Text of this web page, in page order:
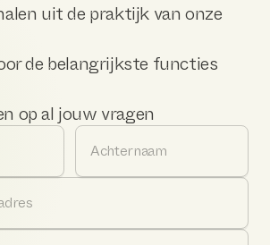
uit de praktijk van onze
de belangrijkste functies
op al jouw vragen
Achternaam